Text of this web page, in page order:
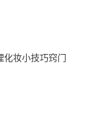
化妆小技巧窍门